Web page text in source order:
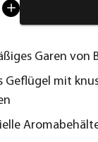
Garen von
Geflügel mit